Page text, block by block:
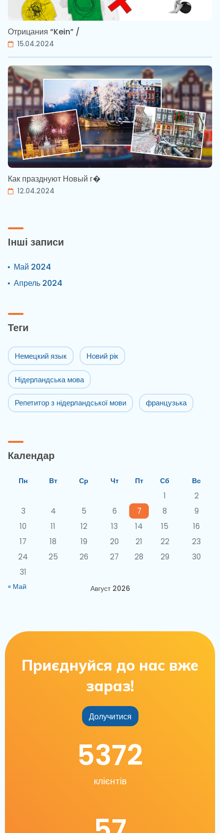
Отрицания “Kein” /
15.04.2024
Как празднуют Новый г�
12.04.2024
Інші записи
Май 2024
Апрель 2024
Теги
Немецкий язык Новий рік
Нідерландська мова
Репетитор з нідерландської мови французька
Календар
Август 2026
Пн Вт Ср Чт Пт Сб Вс
1
2
3
4 5 6 7 8
9
10
11 12 13 14 15
16
17
18 19 20 21 22
23
24
25 26 27 28 29
30
31
« Май
Приєднуйся до нас вже
зараз!
Долучитися
клієнтів
5372